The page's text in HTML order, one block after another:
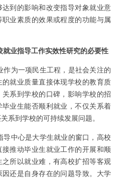
达到的影响和改变指导对象就业意
职业素质的效果或程度的功能与属
就业指导工作实效性研究的必要性
作为一项民生工程，是社会关注的
的就业质量直接体现学校的教育质
关系到学校的口碑，影响学校的招
毕业生能否顺利就业，不仅关系着
系到学校的可持续发展问题。
导中心是大学生就业的窗口，高校
接推动毕业生就业工作的开展和顺
之所以就业难，有高校扩招等客观
因还是自身存在的问题导致。大学